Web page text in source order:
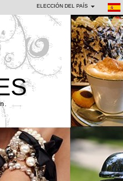
ELECCIÓN DEL PAÍS